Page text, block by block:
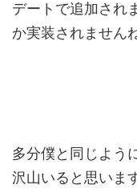
デートで追加され
か実装されません
多分僕と同じよう
沢山いると思いま